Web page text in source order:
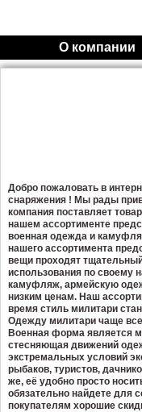
О компании
Добро пожаловать в
снаряжения ! Мы рады
компания поставляет
нашем ассортименте
военная одежда и
нашего ассортимента
вещи проходят
использования по своему
камуфляж, армейскую
низким ценам. Наш
время стиль милитари
Одежду милитари чаще
Военная форма является
стесняющая движений
экстремальных условий
рыбаков, туристов,
же, её удобно просто
обязательно найдете для
покупателям хорошие